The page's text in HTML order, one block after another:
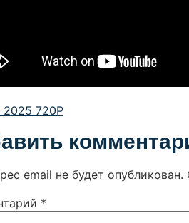
2025 720P
email не будет опубликован.
*